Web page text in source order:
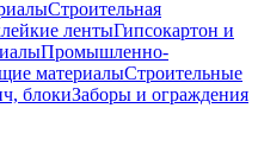
Строительная
лентыГипсокартон и
Промышленно-
материалыСтроительные
блокиЗаборы и ограждения